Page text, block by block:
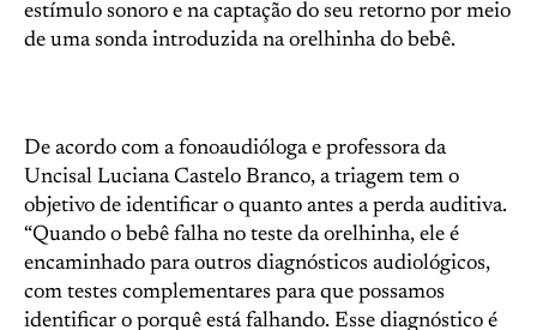
estímulo sonoro e na captação do seu retorno por meio
de uma sonda introduzida na orelhinha do bebê.
De acordo com a fonoaudióloga e professora da
Uncisal Luciana Castelo Branco, a triagem tem o
objetivo de identificar o quanto antes a perda auditiva.
“Quando o bebê falha no teste da orelhinha, ele é
encaminhado para outros diagnósticos audiológicos,
com testes complementares para que possamos
identificar o porquê está falhando. Esse diagnóstico é